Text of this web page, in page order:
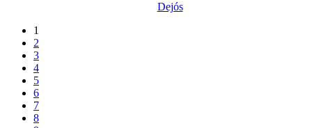
Dejós
1
2
3
4
5
6
7
8